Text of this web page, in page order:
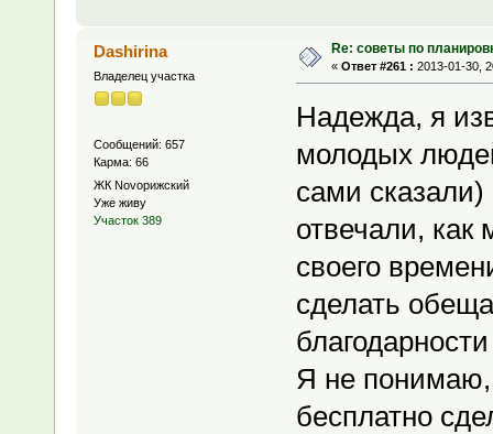
Dashirina
Владелец участка
Сообщений: 657
Карма: 66
ЖК Novoрижский
Уже живу
Участок 389
Re: советы по
« Ответ #261 : 2013-01-30,
Надежда, я
молодых
сами
отвечали, как
своего
сделать
Я не
бесплатно